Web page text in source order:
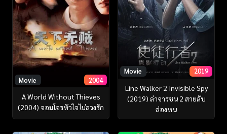
Movie 2004
A World Without Thieves
(2004) จอมโจรหัวใจไม่ลวงรัก
Movie 2019
Line Walker 2 Invisible Spy
(2019) ล่าจารชน 2 สายลับ
ล่องหน